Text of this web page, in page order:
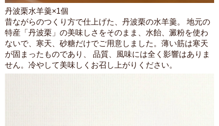
丹波栗水羊羹×1個
昔ながらのつくり方で仕上げた、丹波栗の水羊羹。 地元の
特産「丹波栗」の美味しさをそのまま、水飴、澱粉を使わ
ないで、寒天、砂糖だけでご用意しました。薄い筋は寒天
が固まったものであり、 品質、風味には全く影響はありま
せん。冷やして美味しくお召し上がりください。